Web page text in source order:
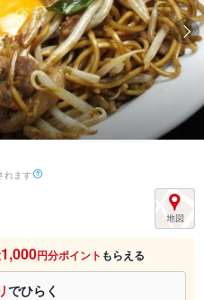
れます
1,000円分ポイント もらえる
でひらく